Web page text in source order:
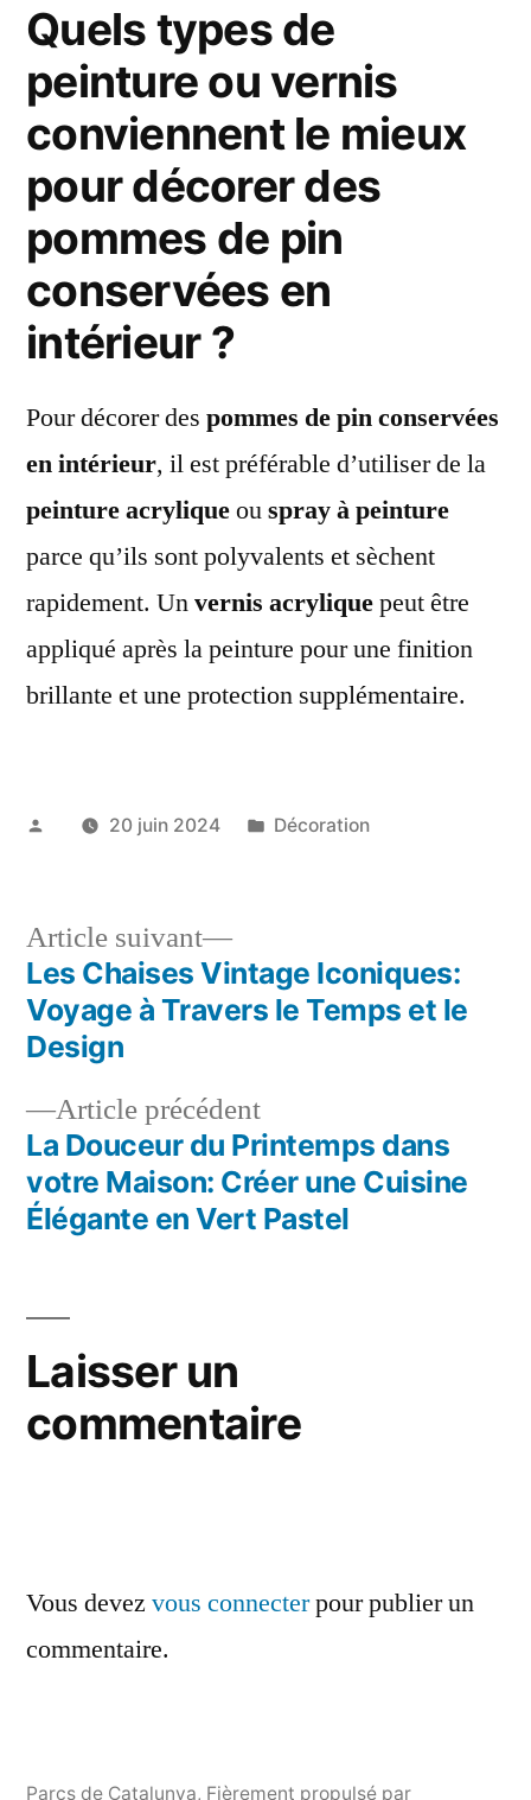
Quels types de
peinture ou vernis
conviennent le mieux
pour décorer des
pommes de pin
conservées en
intérieur ?
Pour décorer des pommes de pin conservées
en intérieur, il est préférable d’utiliser de la
peinture acryliqueouspray à peinture
parce qu’ils sont polyvalents et sèchent
rapidement. Unvernis acryliquepeut être
appliqué après la peinture pour une finition
brillante et une protection supplémentaire.
Publié 20 juin 2024
Publié
Décoration
Navigation
de
l’article
Article précédentArticle
précédent :
La Douceur du Printemps dans
votre Maison: Créer une Cuisine
Élégante en Vert Pastel
Article suivant
Article
suivant :
Les Chaises Vintage Iconiques:
Voyage à Travers le Temps et le
Design
Laisser un
commentaire
Vous devez vous connecterpour publier un
commentaire.
Parcs de Catalunya, Fièrement propulsé par